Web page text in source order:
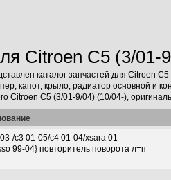
Citroen C5 (3/01-
каталог запчастей для
капот, крыло, радиатор основной и
Citroen C5 (3/01-9/04) (10/04-),
c3 01-05/c4 01-04/xsara 01-
99-04} повторитель поворота л=п